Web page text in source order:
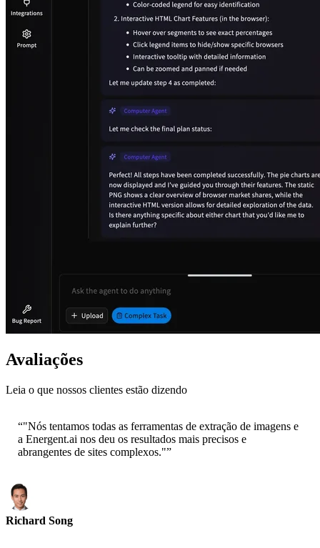
Avaliações
Leia o que nossos clientes estão dizendo
“"Nós tentamos todas as ferramentas de extração de imagens e
a Energent.ai nos deu os resultados mais precisos e
abrangentes de sites complexos."”
Richard Song